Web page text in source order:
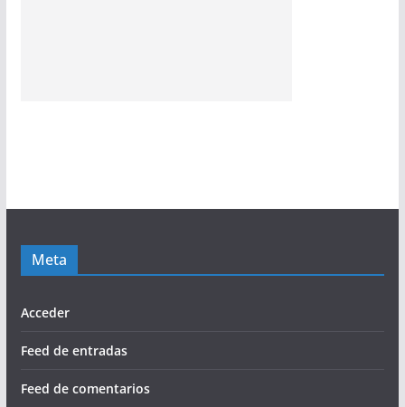
Meta
Acceder
Feed de entradas
Feed de comentarios